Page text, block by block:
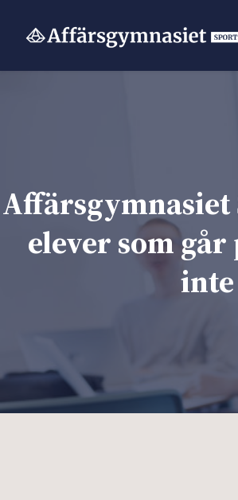
Hoppa
till
Affärsgymnasiet
elever som